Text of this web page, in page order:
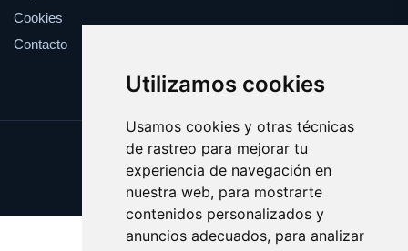
Utilizamos cookies
Usamos cookies y otras técnicas
de rastreo para mejorar tu
experiencia de navegación en
nuestra web, para mostrarte
contenidos personalizados y
anuncios adecuados, para analizar
Cookies
Contacto
Update cookies preferences
Copyright © 2025 websport.es